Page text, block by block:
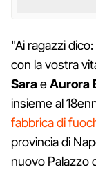
"Ai ragazzi
con la vostra
SaraeAurora
insieme al
fabbrica di
provincia di
nuovo Palazzo